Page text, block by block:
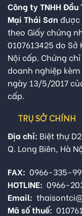
Công ty TNHH
Mại Thái Sơn được
theo Giấy chứng
0107613425 do
Nội cấp. Chứng
doanh nghiệp
ngày 13/5/2017
cấp.
TRỤ SỞ CHÍNH
Địa chỉ: Biệt thự
Q. Long Biên, Hà
FAX: 0966-335-
HOTLINE: 0966-
Email:
Mã số thuế: